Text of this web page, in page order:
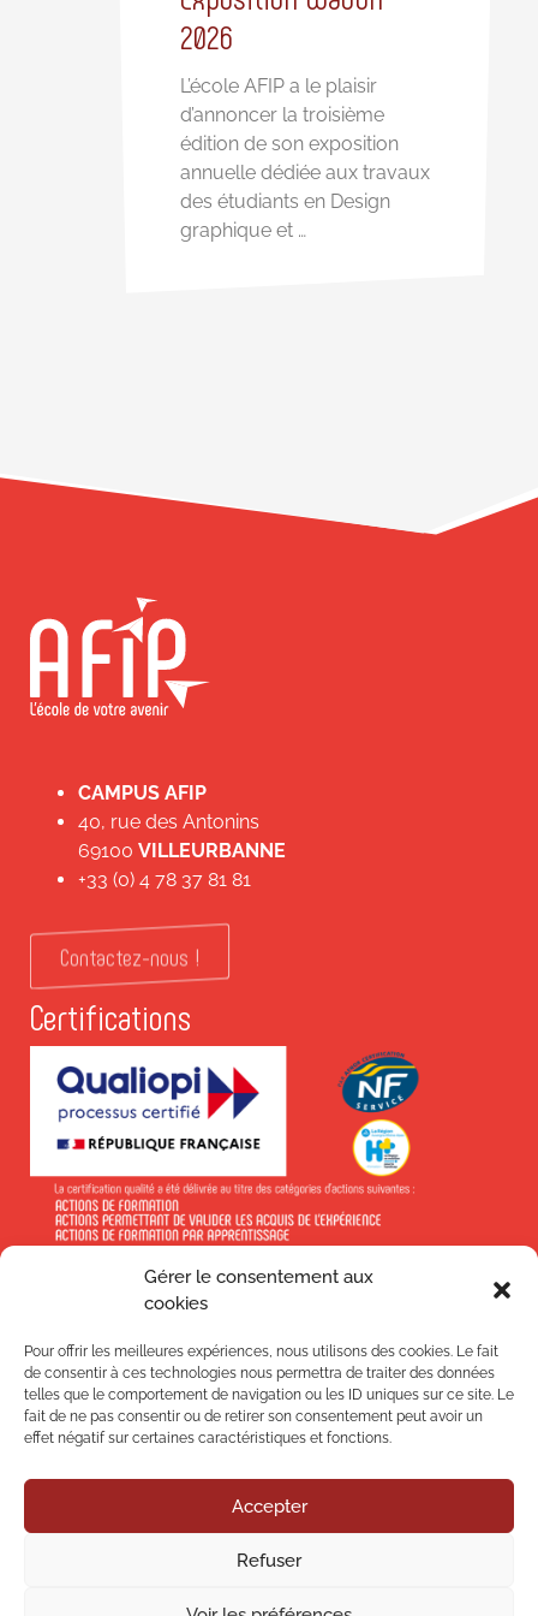
Gérer le consentement aux
cookies
Pour offrir les meilleures expériences, nous utilisons des cookies. Le fait
de consentir à ces technologies nous permettra de traiter des données
telles que le comportement de navigation ou les ID uniques sur ce site. Le
fait de ne pas consentir ou de retirer son consentement peut avoir un
effet négatif sur certaines caractéristiques et fonctions.
Accepter
Refuser
2026
L’école AFIP a le plaisir
d’annoncer la troisième
édition de son exposition
annuelle dédiée aux travaux
des étudiants en Design
graphique et …
CAMPUS AFIP
40, rue des Antonins
69100 VILLEURBANNE
+33 (0) 4 78 37 81 81
Contactez-nous !
Certifications
En savoir +
Suivez-nous !